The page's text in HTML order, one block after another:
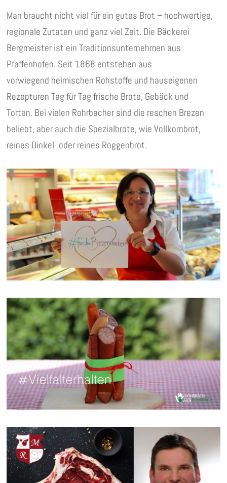
Man braucht nicht viel für ein gutes Brot – hochwertige,
regionale Zutaten und ganz viel Zeit. Die Bäckerei
Bergmeister ist ein Traditionsunternehmen aus
Pfaffenhofen. Seit 1868 entstehen aus
vorwiegend heimischen Rohstoffe und hauseigenen
Rezepturen Tag für Tag frische Brote, Gebäck und
Torten. Bei vielen Rohrbacher sind die reschen Brezen
beliebt, aber auch die Spezialbrote, wie Vollkornbrot,
reines Dinkel- oder reines Roggenbrot.